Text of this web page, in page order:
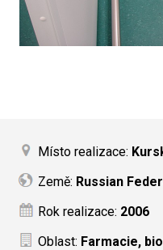
Místo realizace:
Země: Russian
Rok realizace: 2006
Oblast: Farmacie,